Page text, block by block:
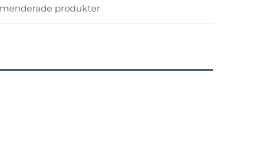
produkter